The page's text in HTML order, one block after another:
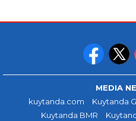
MEDIA
kuytanda.com
Kuytanda
Kuytanda BMR